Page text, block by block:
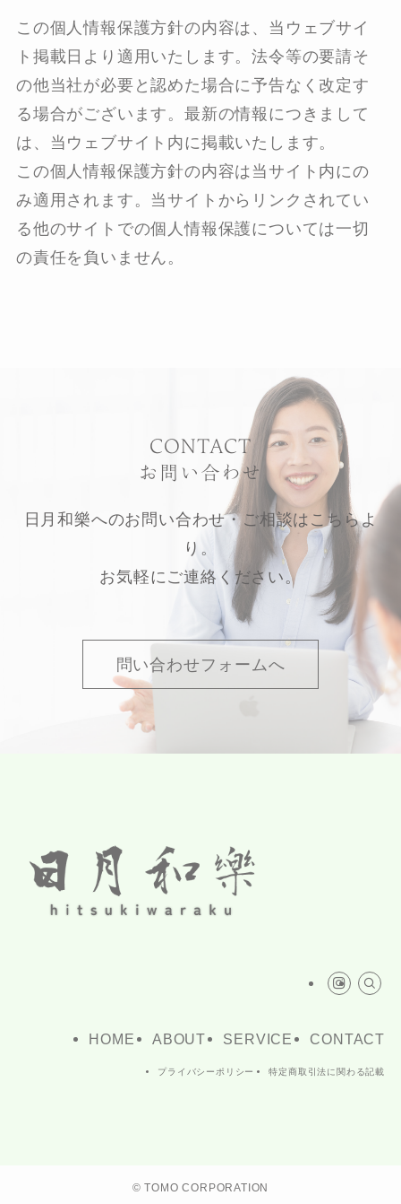
この個人情報保護方針の内容は、当ウェブサイ
ト掲載日より適用いたします。法令等の要請そ
の他当社が必要と認めた場合に予告なく改定す
る場合がございます。最新の情報につきまして
は、当ウェブサイト内に掲載いたします。
この個人情報保護方針の内容は当サイト内にの
み適用されます。当サイトからリンクされてい
る他のサイトでの個人情報保護については一切
の責任を負いません。
CONTACT
お問い合わせ
日月和樂へのお問い合わせ・ご相談はこちらよ
り。
お気軽にご連絡ください。
問い合わせフォームへ
HOME ABOUT SERVICE CONTACT
プライバシーポリシー 特定商取引法に関わる記載
© TOMO CORPORATION